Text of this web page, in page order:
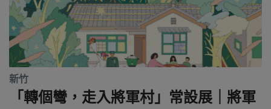
新竹
「轉個彎，走入將軍村」常設展｜將軍